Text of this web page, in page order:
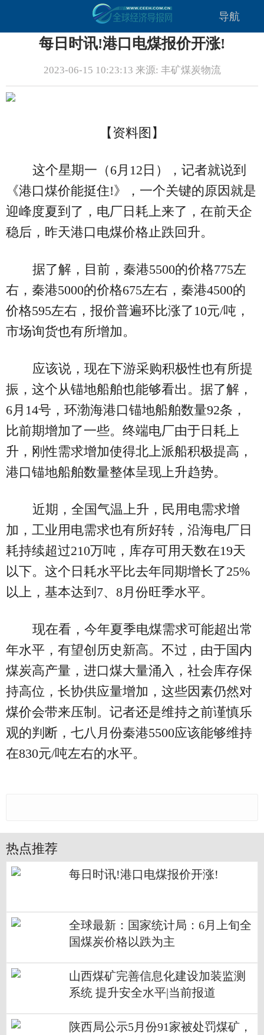
导航
每日时讯!港口电煤报价开涨!
2023-06-15 10:23:13 来源: 丰矿煤炭物流
【资料图】
这个星期一（6月12日），记者就说到
《港口煤价能挺住!》，一个关键的原因就是
迎峰度夏到了，电厂日耗上来了，在前天企
稳后，昨天港口电煤价格止跌回升。
据了解，目前，秦港5500的价格775左
右，秦港5000的价格675左右，秦港4500的
价格595左右，报价普遍环比涨了10元/吨，
市场询货也有所增加。
应该说，现在下游采购积极性也有所提
振，这个从锚地船舶也能够看出。据了解，
6月14号，环渤海港口锚地船舶数量92条，
比前期增加了一些。终端电厂由于日耗上
升，刚性需求增加使得北上派船积极提高，
港口锚地船舶数量整体呈现上升趋势。
近期，全国气温上升，民用电需求增
加，工业用电需求也有所好转，沿海电厂日
耗持续超过210万吨，库存可用天数在19天
以下。这个日耗水平比去年同期增长了25%
以上，基本达到7、8月份旺季水平。
现在看，今年夏季电煤需求可能超出常
年水平，有望创历史新高。不过，由于国内
煤炭高产量，进口煤大量涌入，社会库存保
持高位，长协供应量增加，这些因素仍然对
煤价会带来压制。记者还是维持之前谨慎乐
观的判断，七八月份秦港5500应该能够维持
在830元/吨左右的水平。
热点推荐
每日时讯!港口电煤报价开涨!
全球最新：国家统计局：6月上旬全
国煤炭价格以跌为主
山西煤矿完善信息化建设加装监测
系统 提升安全水平|当前报道
陕西局公示5月份91家被处罚煤矿，